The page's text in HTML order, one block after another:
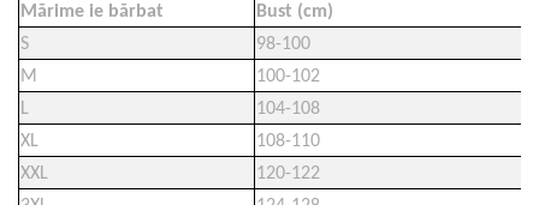
Mărime ie bărbat
Bust (cm)
S
98-100
M
100-102
L
104-108
XL
108-110
XXL
120-122